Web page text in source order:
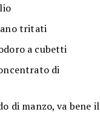
tritati
a cubetti
di
di manzo, va bene il